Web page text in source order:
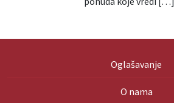
Oglašavanje
O nama